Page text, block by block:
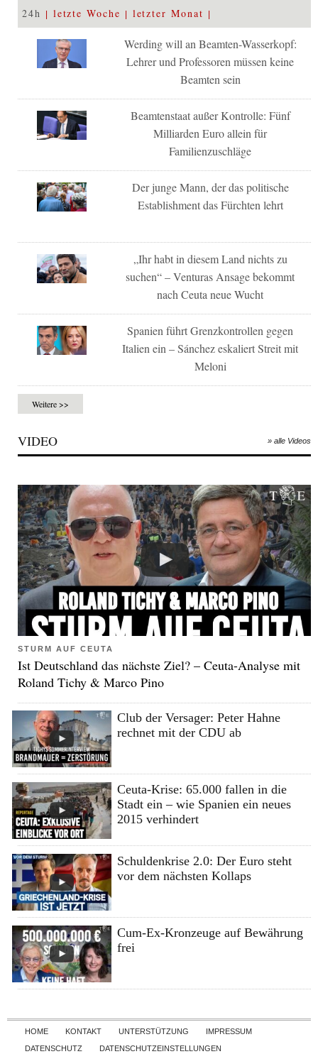
24h letzte Woche letzter Monat
Werding will an Beamten-Wasserkopf:
Lehrer und Professoren müssen keine
Beamten sein
Beamtenstaat außer Kontrolle: Fünf
Milliarden Euro allein für
Familienzuschläge
Der junge Mann, der das politische
Establishment das Fürchten lehrt
„Ihr habt in diesem Land nichts zu
suchen“ – Venturas Ansage bekommt
nach Ceuta neue Wucht
Spanien führt Grenzkontrollen gegen
Italien ein – Sánchez eskaliert Streit mit
Meloni
Weitere >>
VIDEO » alle Videos
STURM AUF CEUTA
Ist Deutschland das nächste Ziel? – Ceuta-Analyse mit
Roland Tichy & Marco Pino
Club der Versager: Peter Hahne
rechnet mit der CDU ab
Ceuta-Krise: 65.000 fallen in die
Stadt ein – wie Spanien ein neues
2015 verhindert
Schuldenkrise 2.0: Der Euro steht
vor dem nächsten Kollaps
Cum-Ex-Kronzeuge auf Bewährung
frei
Skip to content
HOME KONTAKT UNTERSTÜTZUNG
IMPRESSUM
DATENSCHUTZ
DATENSCHUTZEINSTELLUNGEN